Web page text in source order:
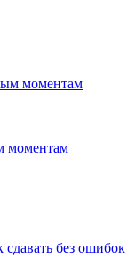
моментам